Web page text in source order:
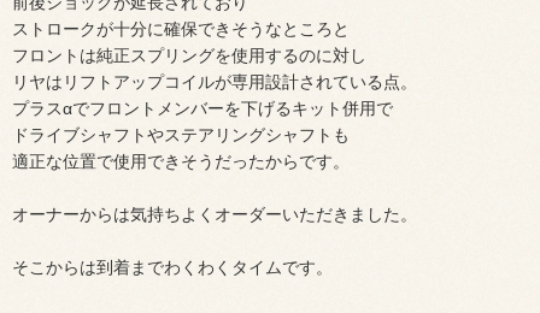
ストロークが十分に確保できそうなところと
フロントは純正スプリングを使用するのに対し
リヤはリフトアップコイルが専用設計されている点。
プラスαでフロントメンバーを下げるキット併用で
ドライブシャフトやステアリングシャフトも
適正な位置で使用できそうだったからです。
オーナーからは気持ちよくオーダーいただきました。
そこからは到着までわくわくタイムです。